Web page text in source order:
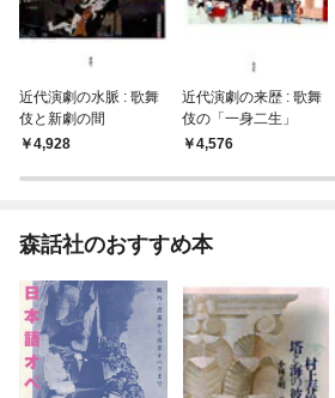
近代演劇の水脈 : 歌舞
伎と新劇の間
4,928
近代演劇の来歴 : 歌舞
伎の「一身二生」
4,576
森話社のおすすめ本